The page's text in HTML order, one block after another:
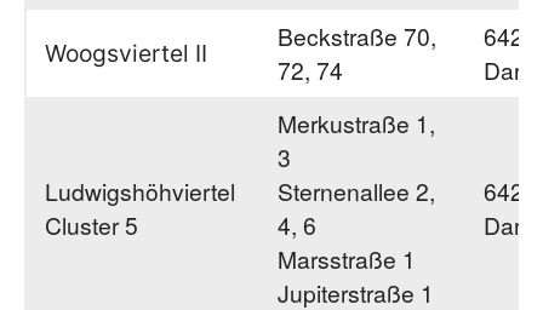
Woogsviertel II
Beckstraße 70,
72, 74
Ludwigshöhviertel
Cluster 5
Merkustraße 1,
3
Sternenallee 2,
4, 6
Marsstraße 1
Jupiterstraße 1